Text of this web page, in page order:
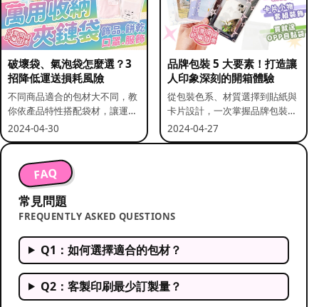
破壞袋、氣泡袋怎麼選？3
招降低運送損耗風險
不同商品適合的包材大不同，教
你依產品特性搭配袋材，讓運送
更安全。
2024-04-30
品牌包裝 5 大要素！打造讓
人印象深刻的開箱體驗
從包裝色系、材質選擇到貼紙與
卡片設計，一次掌握品牌包裝的
關鍵要素。
2024-04-27
FAQ
常見問題
FREQUENTLY ASKED QUESTIONS
Q1：如何選擇適合的包材？
Q2：客製印刷最少訂製量？